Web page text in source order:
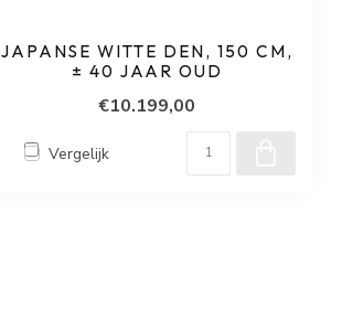
JAPANSE WITTE DEN, 150 CM,
± 40 JAAR OUD
€10.199,00
Vergelijk